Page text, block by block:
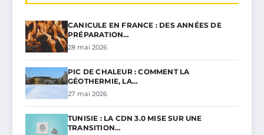
CANICULE EN FRANCE : DES ANNÉES DE
PRÉPARATION…
28 mai 2026
PIC DE CHALEUR : COMMENT LA
GÉOTHERMIE, LA…
27 mai 2026
TUNISIE : LA CDN 3.0 MISE SUR UNE
TRANSITION…